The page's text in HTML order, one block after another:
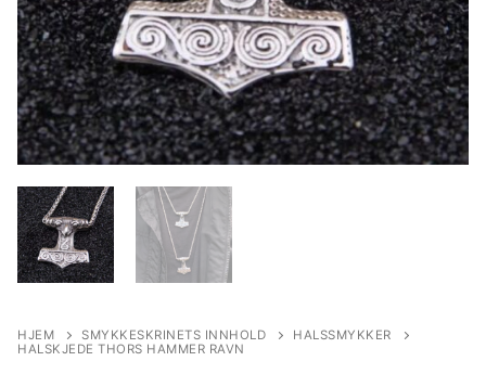
HJEM SMYKKESKRINETS INNHOLD
HALSSMYKKER
HALSKJEDE THORS HAMMER RAVN